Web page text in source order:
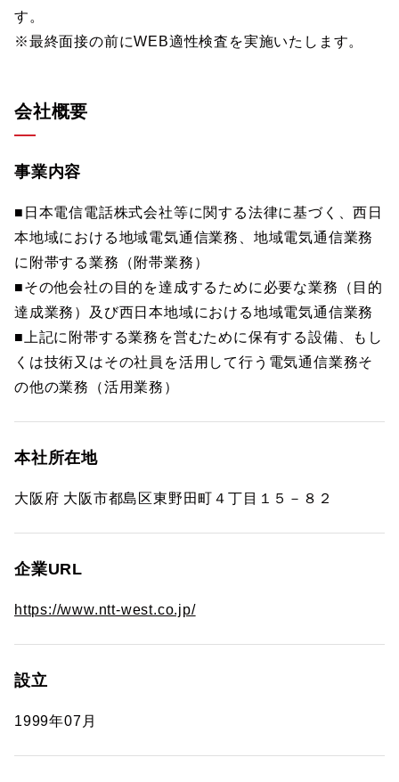
す。
※最終面接の前にWEB適性検査を実施いたします。
会社概要
事業内容
■日本電信電話株式会社等に関する法律に基づく、西日
本地域における地域電気通信業務、地域電気通信業務
に附帯する業務（附帯業務）
■その他会社の目的を達成するために必要な業務（目的
達成業務）及び西日本地域における地域電気通信業務
■上記に附帯する業務を営むために保有する設備、もし
くは技術又はその社員を活用して行う電気通信業務そ
の他の業務（活用業務）
本社所在地
大阪府 大阪市都島区東野田町４丁目１５－８２
企業URL
https://www.ntt-west.co.jp/
設立
1999年07月